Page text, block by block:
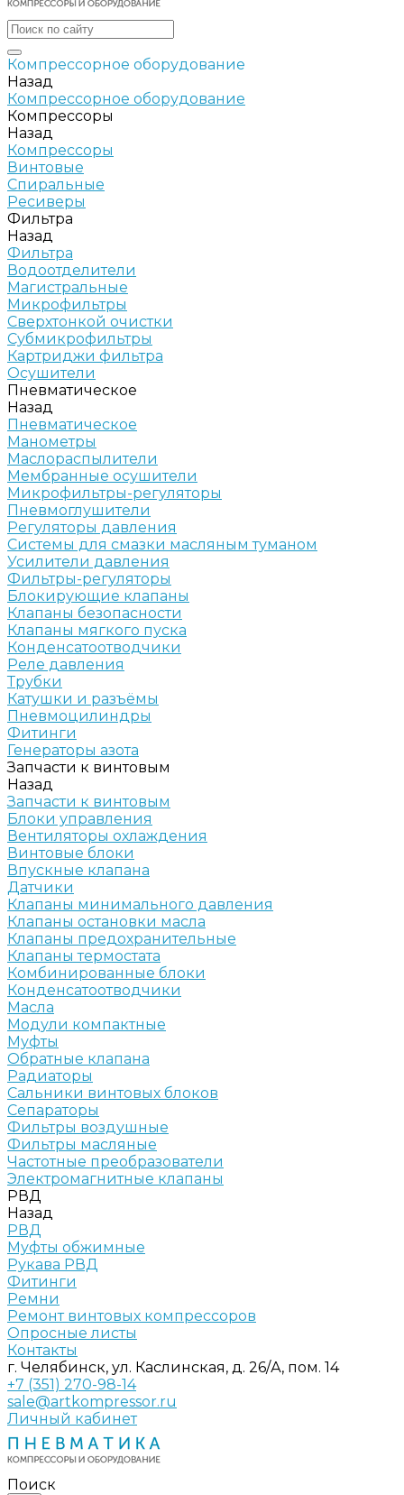
Компрессорное оборудование
Назад
Компрессорное оборудование
Компрессоры
Назад
Компрессоры
Винтовые
Спиральные
Ресиверы
Фильтра
Назад
Фильтра
Водоотделители
Магистральные
Микрофильтры
Сверхтонкой очистки
Субмикрофильтры
Картриджи фильтра
Осушители
Пневматическое
Назад
Пневматическое
Манометры
Маслораспылители
Мембранные осушители
Микрофильтры-регуляторы
Пневмоглушители
Регуляторы давления
Системы для смазки масляным туманом
Усилители давления
Фильтры-регуляторы
Блокирующие клапаны
Клапаны безопасности
Клапаны мягкого пуска
Конденсатоотводчики
Реле давления
Трубки
Катушки и разъёмы
Пневмоцилиндры
Фитинги
Генераторы азота
Запчасти к винтовым
Назад
Запчасти к винтовым
Блоки управления
Вентиляторы охлаждения
Винтовые блоки
Впускные клапана
Датчики
Клапаны минимального давления
Клапаны остановки масла
Клапаны предохранительные
Клапаны термостата
Комбинированные блоки
Конденсатоотводчики
Масла
Модули компактные
Муфты
Обратные клапана
Радиаторы
Сальники винтовых блоков
Сепараторы
Фильтры воздушные
Фильтры масляные
Частотные преобразователи
Электромагнитные клапаны
РВД
Назад
РВД
Муфты обжимные
Рукава РВД
Фитинги
Ремни
Ремонт винтовых компрессоров
Опросные листы
Контакты
г. Челябинск, ул. Каслинская, д. 26/А, пом. 14
+7 (351) 270-98-14
sale@artkompressor.ru
Личный кабинет
Поиск